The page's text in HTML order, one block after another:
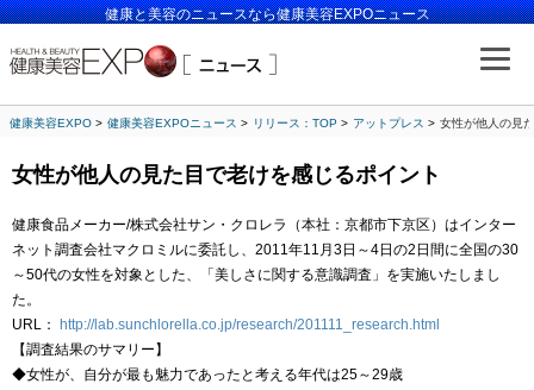
健康と美容のニュースなら健康美容EXPOニュース
健康美容EXPO 健康美容EXPOニュース リリース：TOP アットプレス 女性が他人の見
女性が他人の見た目で老けを感じるポイント
健康食品メーカー/株式会社サン・クロレラ（本社：京都市下京区）はインター
ネット調査会社マクロミルに委託し、2011年11月3日～4日の2日間に全国の30
～50代の女性を対象とした、「美しさに関する意識調査」を実施いたしまし
た。
URL：
http://lab.sunchlorella.co.jp/research/201111_research.html
【調査結果のサマリー】
◆女性が、自分が最も魅力であったと考える年代は25～29歳